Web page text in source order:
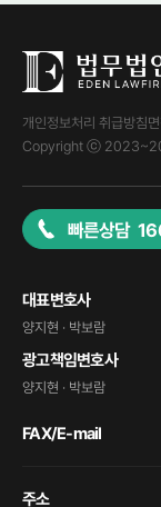
개인정보처리 취급방침
Copyright ⓒ
빠른상담
대표변호사
양지현 · 박보람
광고책임변호사
양지현 · 박보람
FAX/E-mail
주소